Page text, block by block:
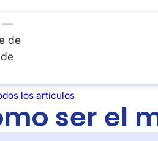
los artículos
ser el